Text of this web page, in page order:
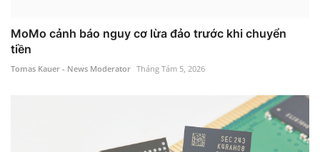
MoMo cảnh báo nguy cơ lừa đảo trước khi chuyển
tiền
Tomas Kauer - News Moderator Tháng Tám 5, 2026